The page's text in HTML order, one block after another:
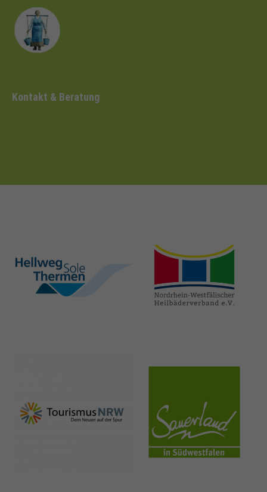
Kontakt & Beratung
hellweg-sole-
thermen.de
heilbaeder.de
nrw-
tourismus.de
sauerland.co
m